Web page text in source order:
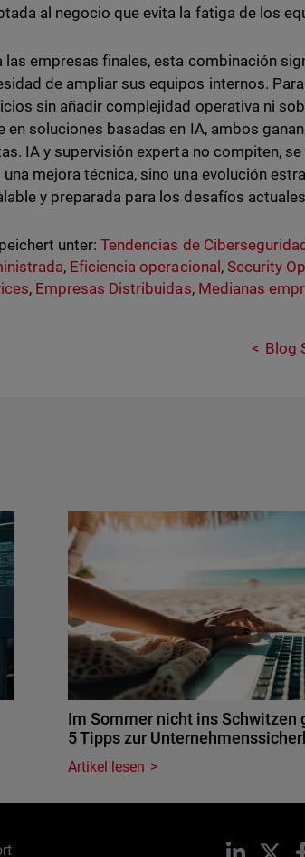
al negocio que evita la fatiga de los
las empresas finales, esta combinación
de ampliar sus equipos internos.
sin añadir complejidad operativa ni
en soluciones basadas en IA, ambos
IA y supervisión experta no compiten,
una mejora técnica, sino una evolución
y preparada para los desafíos
unter: Tendencias de Ciberseguridad
, Eficiencia operacional , Security
, Empresas Distribuidas, Medianas
Blog
Im Sommer nicht ins Schwitzen
5 Tipps zur
Artikel lesen
LinkedIn